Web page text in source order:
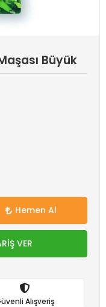
Büyük
Hemen Al
VER
Alışveriş